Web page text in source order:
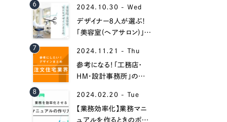
Contact Us
初めてのサイト制作で何をすればいいかお困りのお客様
現状の課題抽出やサイトの目的の整理、サイトコンセ
せください。もちろん、Web集客の戦略設計を具現化す
イン、機能面までご提案します。
35選！
6 2024.10.30 - Wed
デザイナー8人が選ぶ！
「美容室(ヘアサロン)」の
作成事例集！
7 2024.11.21 - Thu
参考になる！「工務店・
HM・設計事務所」のホ
選！
8 2024.02.20 - Tue
【業務効率化】業務マニ
ュアルを作るときのポイ